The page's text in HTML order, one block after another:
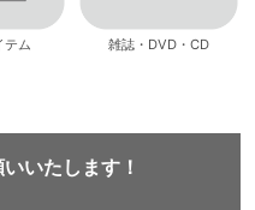
テム 雑誌・DVD・CD
いたします！